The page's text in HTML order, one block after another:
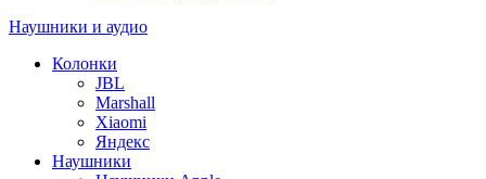
Наушники и аудио
Колонки
JBL
Marshall
Xiaomi
Яндекс
Наушники